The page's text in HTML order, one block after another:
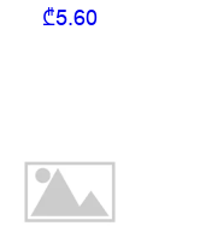
₾5.60